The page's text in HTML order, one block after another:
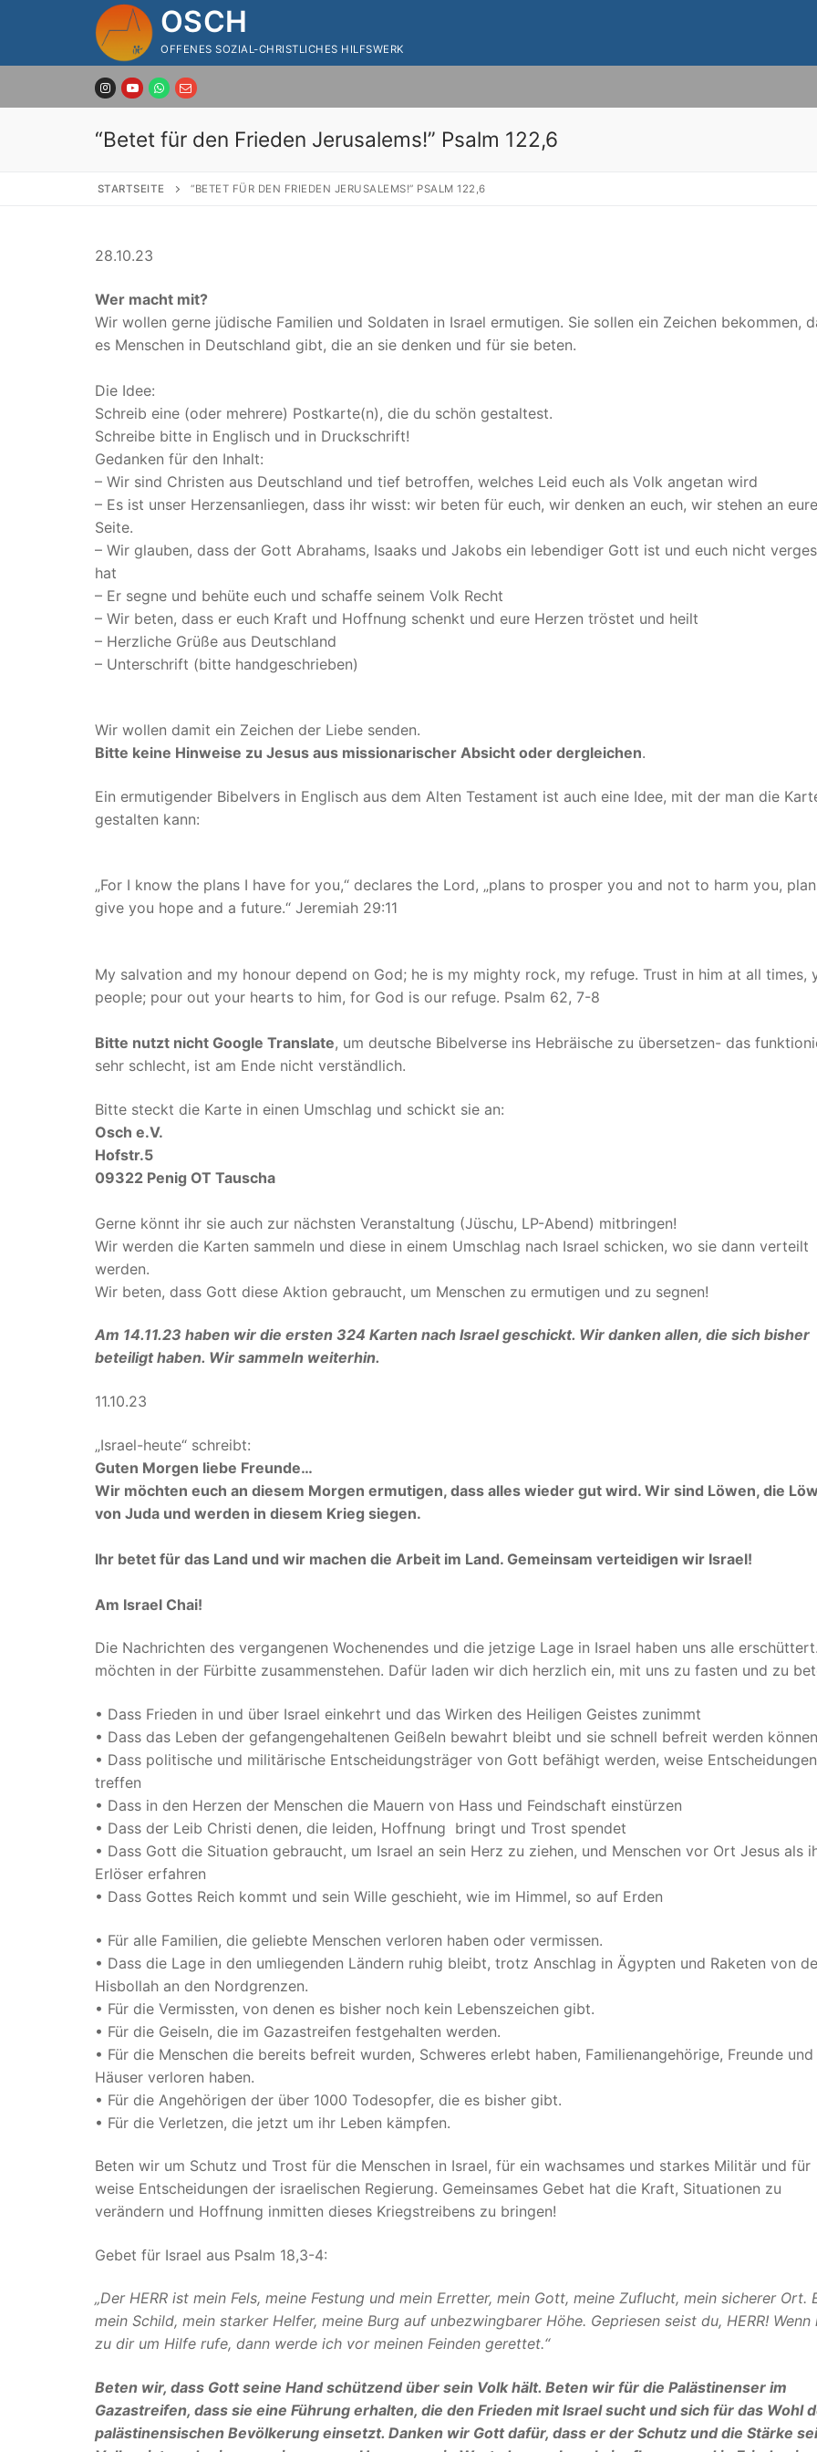
OSCH
OFFENES SOZIAL-CHRISTLICHES HILFSWERK
“Betet für den Frieden Jerusalems!” Psalm 122,6
STARTSEITE “BETET FÜR DEN FRIEDEN JERUSALEMS!” PSALM 122,6
28.10.23
Wer macht mit?
Wir wollen gerne jüdische Familien und Soldaten in Israel ermutigen. Sie sollen ein Zeichen bekommen,
es Menschen in Deutschland gibt, die an sie denken und für sie beten.
Die Idee:
Schreib eine (oder mehrere) Postkarte(n), die du schön gestaltest.
Schreibe bitte in Englisch und in Druckschrift!
Gedanken für den Inhalt:
– Wir sind Christen aus Deutschland und tief betroffen, welches Leid euch als Volk angetan wird
– Es ist unser Herzensanliegen, dass ihr wisst: wir beten für euch, wir denken an euch, wir stehen an
Seite.
– Wir glauben, dass der Gott Abrahams, Isaaks und Jakobs ein lebendiger Gott ist und euch nicht
hat
– Er segne und behüte euch und schaffe seinem Volk Recht
– Wir beten, dass er euch Kraft und Hoffnung schenkt und eure Herzen tröstet und heilt
– Herzliche Grüße aus Deutschland
– Unterschrift (bitte handgeschrieben)
Wir wollen damit ein Zeichen der Liebe senden.
Bitte keine Hinweise zu Jesus aus missionarischer Absicht oder dergleichen.
Ein ermutigender Bibelvers in Englisch aus dem Alten Testament ist auch eine Idee, mit der man die
gestalten kann:
„For I know the plans I have for you,“ declares the Lord, „plans to prosper you and not to harm you,
give you hope and a future.“ Jeremiah 29:11
My salvation and my honour depend on God; he is my mighty rock, my refuge. Trust in him at all times,
people; pour out your hearts to him, for God is our refuge. Psalm 62, 7-8
Bitte nutzt nicht Google Translate, um deutsche Bibelverse ins Hebräische zu übersetzen- das
sehr schlecht, ist am Ende nicht verständlich.
Bitte steckt die Karte in einen Umschlag und schickt sie an:
Osch e.V.
Hofstr.5
09322 Penig OT Tauscha
Gerne könnt ihr sie auch zur nächsten Veranstaltung (Jüschu, LP-Abend) mitbringen!
Wir werden die Karten sammeln und diese in einem Umschlag nach Israel schicken, wo sie dann verteilt
werden.
Wir beten, dass Gott diese Aktion gebraucht, um Menschen zu ermutigen und zu segnen!
Am 14.11.23 haben wir die ersten 324 Karten nach Israel geschickt. Wir danken allen, die sich bisher
beteiligt haben. Wir sammeln weiterhin.
11.10.23
„Israel-heute“ schreibt:
Guten Morgen liebe Freunde…
Wir möchten euch an diesem Morgen ermutigen, dass alles wieder gut wird. Wir sind Löwen, die
von Juda und werden in diesem Krieg siegen.
Ihr betet für das Land und wir machen die Arbeit im Land. Gemeinsam verteidigen wir Israel!
Am Israel Chai!
Die Nachrichten des vergangenen Wochenendes und die jetzige Lage in Israel haben uns alle
möchten in der Fürbitte zusammenstehen. Dafür laden wir dich herzlich ein, mit uns zu fasten und zu
• Dass Frieden in und über Israel einkehrt und das Wirken des Heiligen Geistes zunimmt
• Dass das Leben der gefangengehaltenen Geißeln bewahrt bleibt und sie schnell befreit werden können
• Dass politische und militärische Entscheidungsträger von Gott befähigt werden, weise
treffen
• Dass in den Herzen der Menschen die Mauern von Hass und Feindschaft einstürzen
• Dass der Leib Christi denen, die leiden, Hoffnung bringt und Trost spendet
• Dass Gott die Situation gebraucht, um Israel an sein Herz zu ziehen, und Menschen vor Ort Jesus als
Erlöser erfahren
• Dass Gottes Reich kommt und sein Wille geschieht, wie im Himmel, so auf Erden
• Für alle Familien, die geliebte Menschen verloren haben oder vermissen.
• Dass die Lage in den umliegenden Ländern ruhig bleibt, trotz Anschlag in Ägypten und Raketen von
Hisbollah an den Nordgrenzen.
• Für die Vermissten, von denen es bisher noch kein Lebenszeichen gibt.
• Für die Geiseln, die im Gazastreifen festgehalten werden.
• Für die Menschen die bereits befreit wurden, Schweres erlebt haben, Familienangehörige, Freunde und
Häuser verloren haben.
• Für die Angehörigen der über 1000 Todesopfer, die es bisher gibt.
• Für die Verletzen, die jetzt um ihr Leben kämpfen.
Beten wir um Schutz und Trost für die Menschen in Israel, für ein wachsames und starkes Militär und für
weise Entscheidungen der israelischen Regierung. Gemeinsames Gebet hat die Kraft, Situationen zu
verändern und Hoffnung inmitten dieses Kriegstreibens zu bringen!
Gebet für Israel aus Psalm 18,3-4:
„Der HERR ist mein Fels, meine Festung und mein Erretter, mein Gott, meine Zuflucht, mein sicherer Ort.
mein Schild, mein starker Helfer, meine Burg auf unbezwingbarer Höhe. Gepriesen seist du, HERR! Wenn
zu dir um Hilfe rufe, dann werde ich vor meinen Feinden gerettet.“
Beten wir, dass Gott seine Hand schützend über sein Volk hält. Beten wir für die Palästinenser im
Gazastreifen, dass sie eine Führung erhalten, die den Frieden mit Israel sucht und sich für das Wohl
palästinensischen Bevölkerung einsetzt. Danken wir Gott dafür, dass er der Schutz und die Stärke